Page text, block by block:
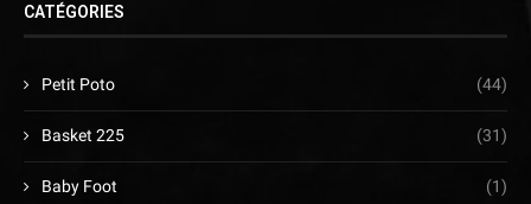
CATÉGORIES
Petit Poto (44)
Basket 225 (31)
Baby Foot (1)